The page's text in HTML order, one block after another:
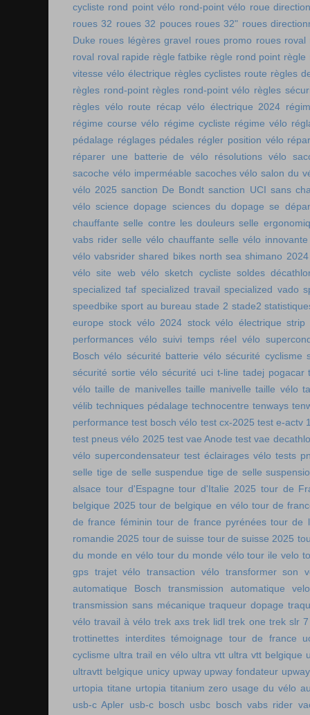
cycliste rond point vélo rond-point vélo roue
roues 32 roues 32 pouces roues 32" roues
Duke roues légères gravel roues promo roues roval
roval roval rapide règle fatbike règle rond point règle
vitesse vélo électrique règles cyclistes route règles
règles rond-point règles rond-point vélo règles
règles vélo route
récap vélo électrique 2024
régime course vélo régime cycliste régime vélo
pédalage réglages pédales régler position vélo
réparer une batterie de vélo
résolutions vélo
sacoche vélo imperméable sacoches vélo salon du
vélo 2025 sanction De Bondt sanction UCI sans
vélo science dopage sciences du dopage se
chauffante selle contre les douleurs selle
vabs rider selle vélo chauffante selle vélo innovante
vélo vabsrider shared bikes north sea shimano 2024
vélo site web vélo sketch cycliste soldes
specialized taf specialized travail specialized vado
speedbike sport au bureau stade 2 stade2
europe stock vélo 2024 stock vélo électrique strip
performances vélo suivi temps réel vélo
Bosch vélo sécurité batterie vélo sécurité cyclisme
sécurité sortie vélo sécurité uci t-line tadej pogacar
vélo taille de manivelles taille manivelle taille vélo
vélib techniques pédalage technocentre tenways
performance test bosch vélo test cx-2025 test e-actv
test pneus vélo 2025 test vae Anode test vae
vélo supercondensateur test éclairages vélo tests
selle tige de selle suspendue tige de selle
alsace tour d'Espagne tour d'Italie 2025 tour de
belgique 2025 tour de belgique en vélo tour de
de france féminin tour de france pyrénées tour de
romandie 2025 tour de suisse tour de suisse 2025
du monde en vélo tour du monde vélo tour ile velo
gps trajet vélo transaction vélo
transformer son
automatique Bosch
transmission automatique
transmission sans mécanique traqueur dopage
vélo travail à vélo trek axs trek lidl trek one trek slr 7
trottinettes interdites témoignage tour de france
cyclisme ultra trail en vélo ultra vtt ultra vtt belgique
ultravtt belgique unicy upway upway fondateur
urtopia titane urtopia titanium zero usage du vélo
usb-c Apler usb-c bosch usbc bosch vabs rider